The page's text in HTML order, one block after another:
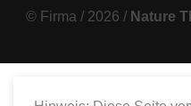
© Firma / 2026 / Nature